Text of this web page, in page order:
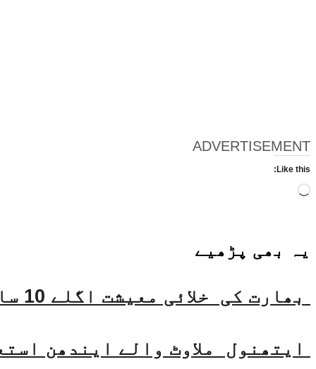
ADVERTISEMENT
Like this:
Loading…
یہ بھی پڑھیے
بھارت کی خلائی معیشت اگلے 10 سالوں میں 45 بلین ڈالر تک بڑھنے کی توقع ہے۔ جتیندر سنگھ
ایتھنول ملاوٹ والے ایندھن